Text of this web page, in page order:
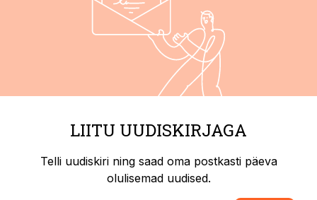
LIITU UUDISKIRJAGA
Telli uudiskiri ning saad oma postkasti päeva
olulisemad uudised.